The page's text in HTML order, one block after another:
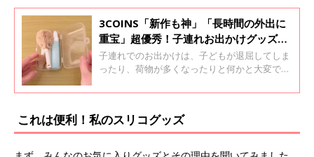
3COINS「新作も神」「長時間の外出に
重宝」超優秀！子連れお出かけグッズ4
選
子連れでのお出かけは、子どもが退屈してしま
ったり、荷物が多くなったりと何かと大変です
える3COINSの便利グッズをご紹介！SNSで話
てみてくださいね♪
これは便利！私のスリコグッズ